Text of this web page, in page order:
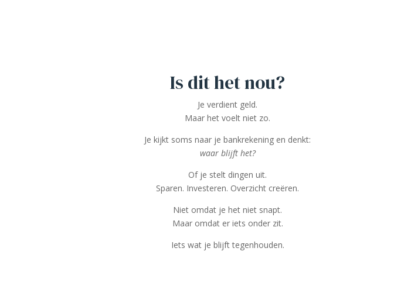
Is dit het nou?
Je verdient geld.
Maar het voelt niet zo.
Je kijkt soms naar je bankrekening en denkt:
waar blijft het?
Of je stelt dingen uit.
Sparen. Investeren. Overzicht creëren.
Niet omdat je het niet snapt.
Maar omdat er iets onder zit.
Iets wat je blijft tegenhouden.